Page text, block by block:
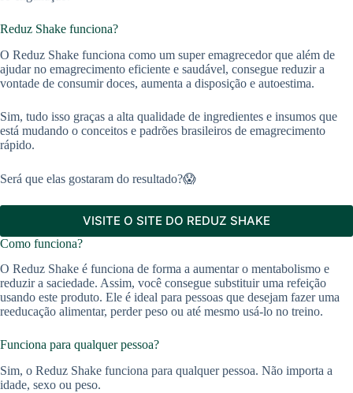
Reduz Shake funciona?
O Reduz Shake funciona como um super emagrecedor que além de
ajudar no emagrecimento eficiente e saudável, consegue reduzir a
vontade de consumir doces, aumenta a disposição e autoestima.
Sim, tudo isso graças a alta qualidade de ingredientes e insumos que
está mudando o conceitos e padrões brasileiros de emagrecimento
rápido.
Será que elas gostaram do resultado?😱
VISITE O SITE DO REDUZ SHAKE
Como funciona?
O Reduz Shake é funciona de forma a aumentar o mentabolismo e
reduzir a saciedade. Assim, você consegue substituir uma refeição
usando este produto. Ele é ideal para pessoas que desejam fazer uma
reeducação alimentar, perder peso ou até mesmo usá-lo no treino.
Funciona para qualquer pessoa?
Sim, o Reduz Shake funciona para qualquer pessoa. Não importa a
idade, sexo ou peso.